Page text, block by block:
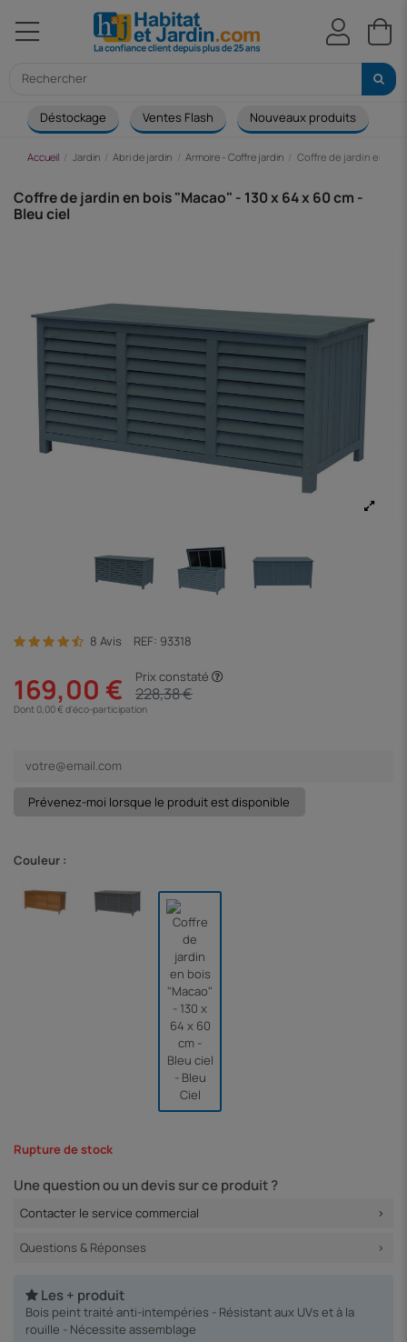
Déstockage Ventes Flash Nouveaux produits
Accueil Jardin Abri de jardin Armoire - Coffre jardin Coffre de jardin en
Coffre de jardin en bois "Macao" - 130 x 64 x 60 cm -
Bleu ciel
8 Avis REF: 93318
169,00 € Prix constaté
228,38 €
Dont 0,00 € d'éco-participation
Couleur :
Rupture de stock
Une question ou un devis sur ce produit ?
Contacter le service commercial
Questions & Réponses
Les + produit
Bois peint traité anti-intempéries - Résistant aux UVs et à la
rouille - Nécessite assemblage